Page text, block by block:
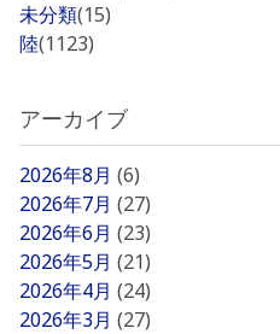
未分類(15)
陸(1123)
アーカイブ
2026年8月 (6)
2026年7月 (27)
2026年6月 (23)
2026年5月 (21)
2026年4月 (24)
2026年3月 (27)